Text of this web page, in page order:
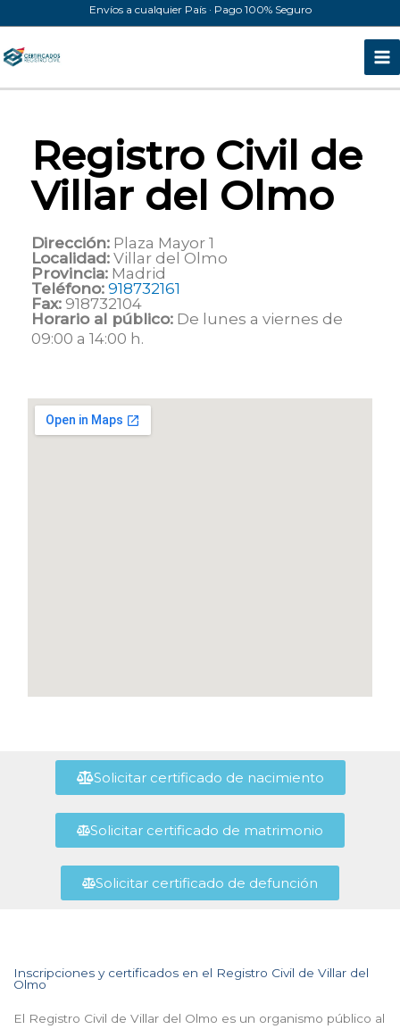
al
contenido
Envíos a cualquier País · Pago 100% Seguro
Registro Civil de
Villar del Olmo
Dirección: Plaza Mayor 1
Localidad: Villar del Olmo
Provincia: Madrid
Teléfono: 918732161
Fax: 918732104
Horario al público: De lunes a viernes de
09:00 a 14:00 h.
Solicitar certificado de nacimiento
Solicitar certificado de matrimonio
Solicitar certificado de defunción
Inscripciones y certificados en el Registro Civil de Villar del
Olmo
El Registro Civil de Villar del Olmo es un organismo público al